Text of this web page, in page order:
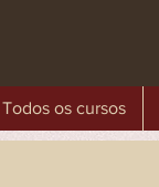
Todos os cursos